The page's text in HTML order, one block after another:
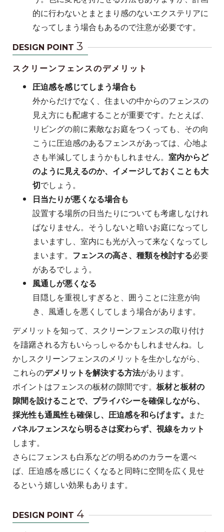
的に行わないとまとまり感のないエクステリアに
なってしまう場合もあるので注意が必要です。
DESIGN POINT 3
スクリーンフェンスのデメリット
圧迫感を感じてしまう場合も
外からだけでなく、住まいの中からのフェンスの
見え方にも配慮することが重要です。たとえば、
リビングの前に素敵なお庭をつくっても、その向
こうに圧迫感のあるフェンスがあっては、心地よ
さも半減してしまうかもしれません。 室内からど
のように見えるのか、イメージしておくことも大
切でしょう。
日当たりが悪くなる場合も
設置する場所の日当たりについても考慮しなけれ
ばなりません。そうしないと暗いお庭になってし
まいますし、室内にも光が入って来なくなってし
まいます。 フェンスの高さ、種類を検討する必要
があるでしょう。
風通しが悪くなる
目隠しを重視しすぎると、囲うことに注意が向
き、風通しを悪くしてしまう場合があります。
デメリットを知って、スクリーンフェンスの取り付け
を躊躇される方もいらっしゃるかもしれませんね。し
かしスクリーンフェンスのメリットを生かしながら、
これらのデメリットを解決する方法があります。
ポイントはフェンスの板材の隙間です。 板材と板材の
隙間を設けることで、プライバシーを確保しながら、
採光性も通風性も確保し、圧迫感を和らげます。 また
パネルフェンスなら明るさは変わらず、視線をカット
します。
さらにフェンスも白系などの明るめのカラーを選べ
ば、圧迫感を感じにくくなると同時に空間を広く見せ
るという嬉しい効果もあります。
DESIGN POINT 4